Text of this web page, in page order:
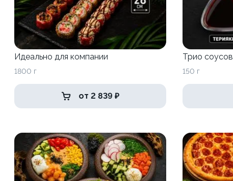
Идеально для компании
1800 г
от 2 839 ₽
Трио соусов
150 г